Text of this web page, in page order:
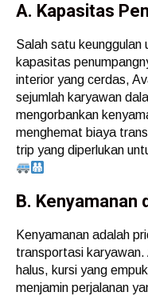
A. Kapasitas
Salah satu keunggulan
kapasitas
interior yang cerdas,
sejumlah karyawan
mengorbankan
menghemat biaya
trip yang diperlukan
B. Kenyamanan
Kenyamanan adalah
transportasi karyawan.
halus, kursi yang
menjamin perjalanan